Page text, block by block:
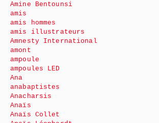
Amine Bentounsi
amis
amis hommes
amis illustrateurs
Amnesty International
amont
ampoule
ampoules LED
Ana
anabaptistes
Anacharsis
Anaïs
Anaïs Collet